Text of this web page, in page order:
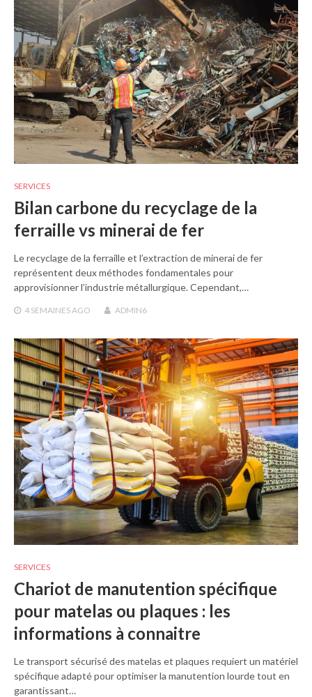
SERVICES
Bilan carbone du recyclage de la
ferraille vs minerai de fer
Le recyclage de la ferraille et l’extraction de minerai de fer
représentent deux méthodes fondamentales pour
approvisionner l’industrie métallurgique. Cependant,…
4 SEMAINESAGO ADMIN6
SERVICES
Chariot de manutention spécifique
pour matelas ou plaques : les
informations à connaitre
Le transport sécurisé des matelas et plaques requiert un matériel
spécifique adapté pour optimiser la manutention lourde tout en
garantissant…